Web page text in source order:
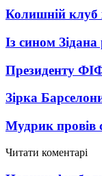
Колишній клуб
Із сином
Президенту
Зірка
Мудрик провів
Читати коментарі